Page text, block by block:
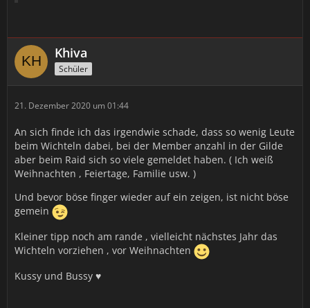
Khiva
Schüler
21. Dezember 2020 um 01:44
An sich finde ich das irgendwie schade, dass so wenig Leute
beim Wichteln dabei, bei der Member anzahl in der Gilde
aber beim Raid sich so viele gemeldet haben. ( Ich weiß
Weihnachten , Feiertage, Familie usw. )
Und bevor böse finger wieder auf ein zeigen, ist nicht böse
gemein
Kleiner tipp noch am rande , vielleicht nächstes Jahr das
Wichteln vorziehen , vor Weihnachten
Kussy und Bussy ♥